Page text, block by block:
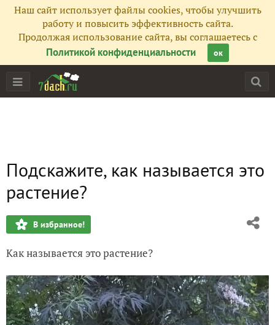
Наш сайт использует файлы cookies, чтобы улучшить
работу и повысить эффективность сайта.
Продолжая использование сайта, вы соглашаетесь с
Политикой конфиденциальности
ок
Подскажите, как называется это
растение?
В избранное!
Как называется это растение?